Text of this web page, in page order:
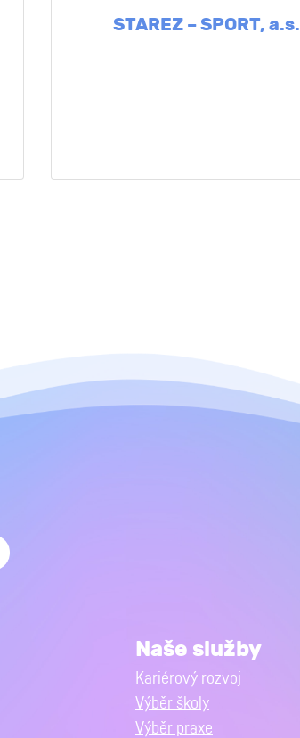
STAREZ – SPORT, a.s.
Naše služby
Kariérový rozvoj
Výběr školy
Výběr praxe